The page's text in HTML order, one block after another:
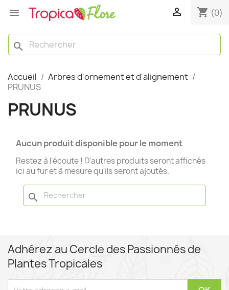
  shopping_cart (0)
search
Accueil
Arbres d'ornement et d'alignement
PRUNUS
PRUNUS
Aucun produit disponible pour le moment
Restez à l'écoute ! D'autres produits seront affichés
ici au fur et à mesure qu'ils seront ajoutés.
search
Adhérez au Cercle des Passionnés de
Plantes Tropicales